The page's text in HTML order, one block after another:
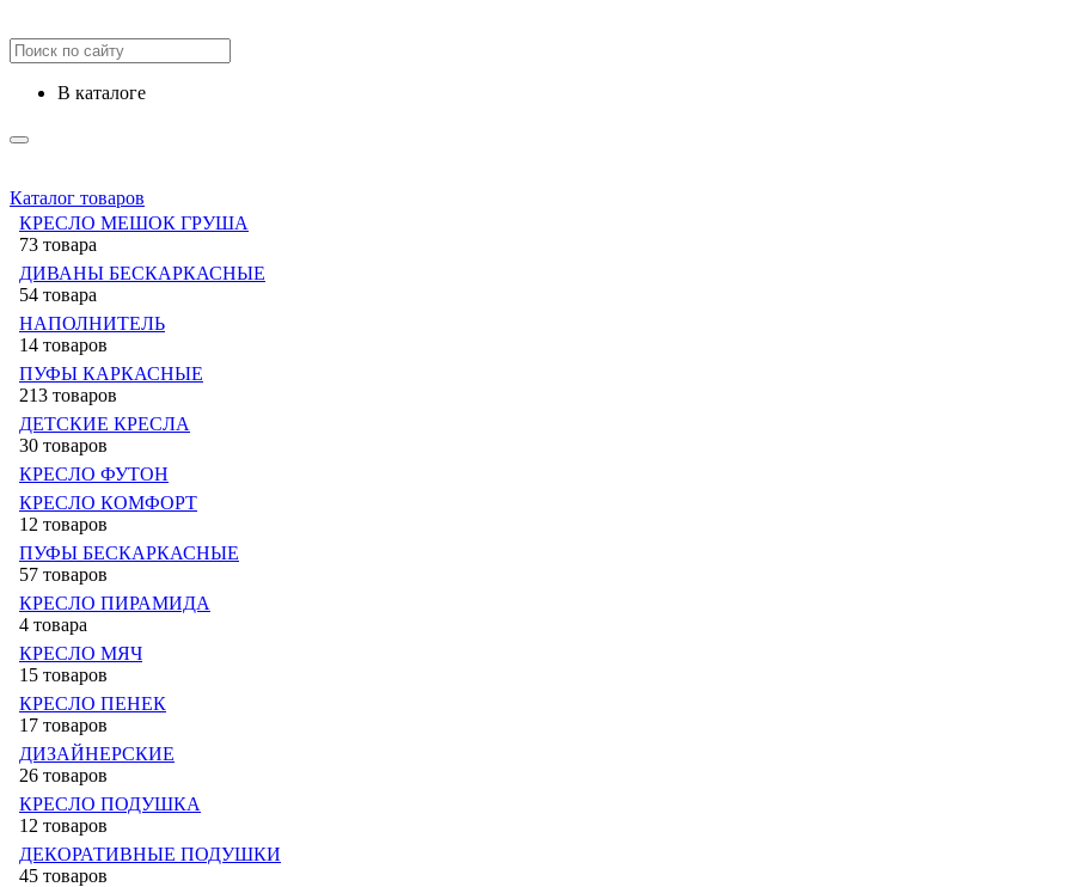
в каталоге
Каталог товаров
КРЕСЛО МЕШОК ГРУША
73 товара
ДИВАНЫ БЕСКАРКАСНЫЕ
54 товара
НАПОЛНИТЕЛЬ
14 товаров
ПУФЫ КАРКАСНЫЕ
213 товаров
ДЕТСКИЕ КРЕСЛА
30 товаров
КРЕСЛО ФУТОН
КРЕСЛО КОМФОРТ
12 товаров
ПУФЫ БЕСКАРКАСНЫЕ
57 товаров
КРЕСЛО ПИРАМИДА
4 товара
КРЕСЛО МЯЧ
15 товаров
КРЕСЛО ПЕНЕК
17 товаров
ДИЗАЙНЕРСКИЕ
26 товаров
КРЕСЛО ПОДУШКА
12 товаров
ДЕКОРАТИВНЫЕ ПОДУШКИ
45 товаров